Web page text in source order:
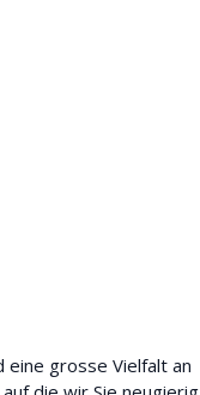
eine grosse Vielfalt an